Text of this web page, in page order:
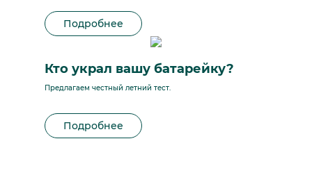
Подробнее
Кто украл вашу батарейку?
Предлагаем честный летний тест.
Подробнее